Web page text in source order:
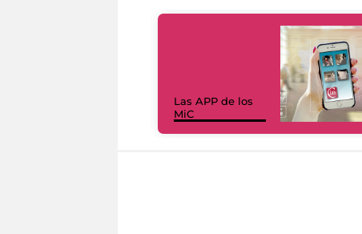
Las APP de los
MiC